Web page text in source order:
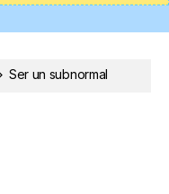
Ser un subnormal